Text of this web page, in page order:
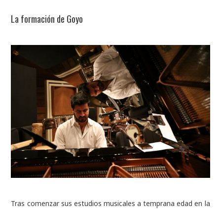
La formación de Goyo
Tras comenzar sus estudios musicales a temprana edad en la